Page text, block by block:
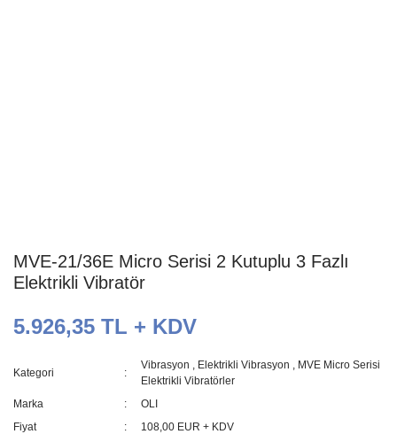
MVE-21/36E Micro Serisi 2 Kutuplu 3 Fazlı
Elektrikli Vibratör
5.926,35 TL + KDV
Kategori
Vibrasyon , Elektrikli Vibrasyon , MVE Micro Serisi
Elektrikli Vibratörler
Marka
OLI
Fiyat
108,00 EUR + KDV